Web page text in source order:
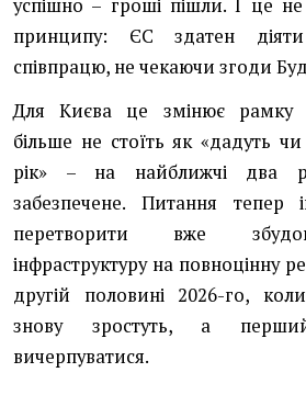
успішно – гроші пішли. І це
принципу: ЄС здатен
співпрацю, не чекаючи згоди
Для Києва це змінює рамку
більше не стоїть як «дадуть
рік» – на найближчі два
забезпечене. Питання тепер
перетворити вже
інфраструктуру на повноцінну
другій половині 2026-го,
знову зростуть, а
вичерпуватися.